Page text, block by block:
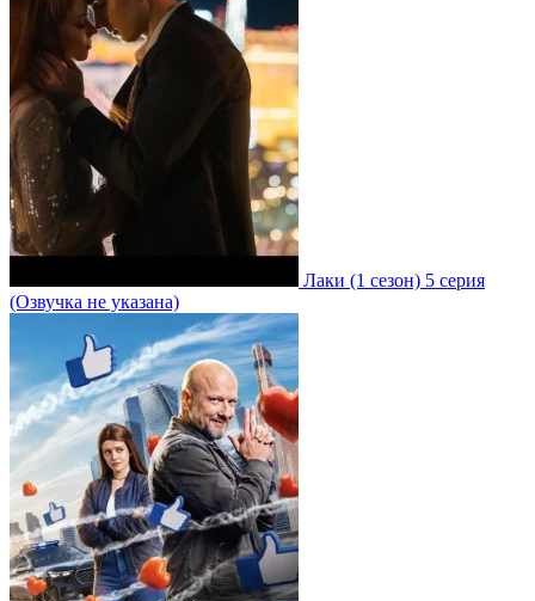
Лаки (1 сезон) 5 серия
(Озвучка не указана)